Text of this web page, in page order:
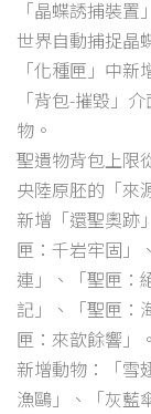
「晶蝶誘捕裝
世界自動捕捉晶
「化種匣」中
「背包-摧毀」
物。
聖遺物背包上限
央陸原胚的「來
新增「還聖奧跡
匣：千岩牢固」
連」、「聖匣：
記」、「聖匣：
匣：來歆餘響」。
新增動物：「雪
漁鷗」、「灰藍